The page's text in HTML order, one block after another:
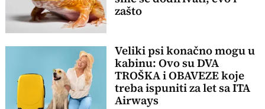
zašto
Veliki psi konačno mogu u
kabinu: Ovo su DVA
TROŠKA i OBAVEZE koje
treba ispuniti za let sa ITA
Airways